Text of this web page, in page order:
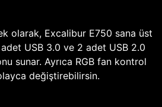
olarak, Excalibur E750 sana üst
USB 3.0 ve 2 adet USB 2.0
sunar. Ayrıca RGB fan kontrol
değiştirebilirsin.